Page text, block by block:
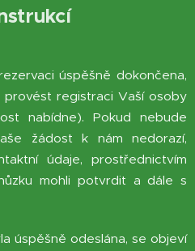
úspěšně dokončena,
registraci Vaší osoby
nabídne). Pokud nebude
žádost k nám nedorazí,
údaje, prostřednictvím
mohli potvrdit a dále s
úspěšně odeslána, se objeví